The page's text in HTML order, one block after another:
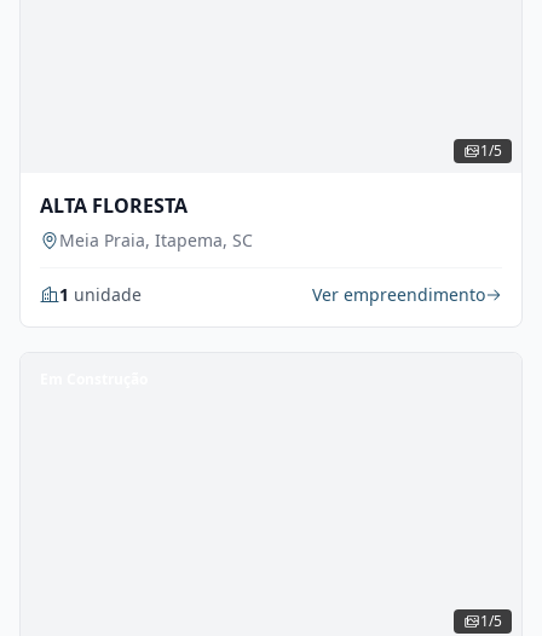
1/5
ALTA FLORESTA
Meia Praia, Itapema, SC
1 unidade Ver empreendimento
1/5